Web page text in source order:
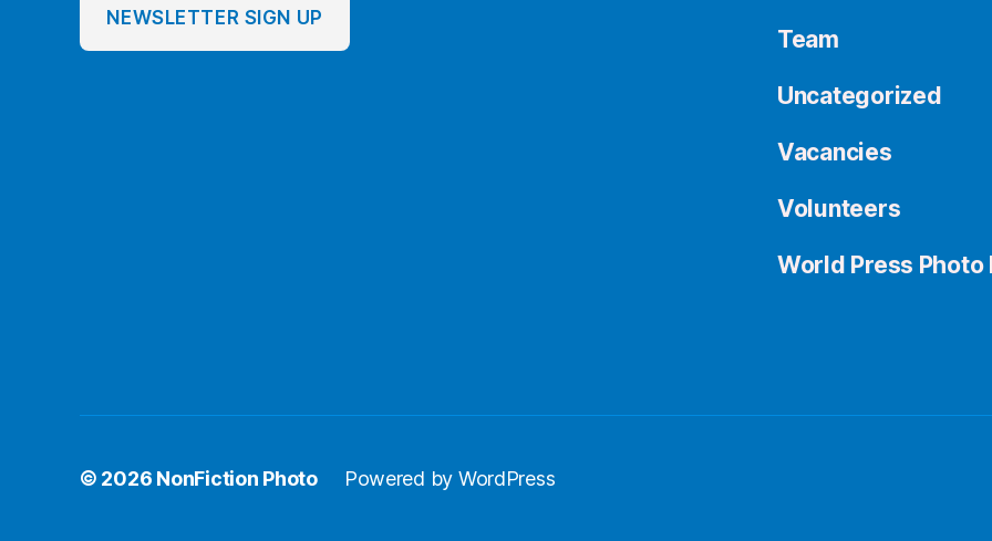
NEWSLETTER SIGN UP
Team
Uncategorized
Vacancies
Volunteers
World Press Photo
© 2026 NonFiction Photo Powered by WordPress